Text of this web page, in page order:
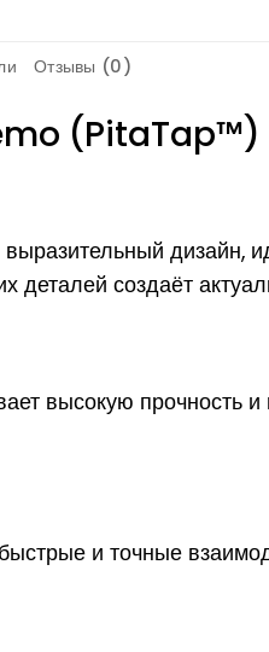
Отзывы (0)
(PitaTap™)
дизайн,
деталей создаёт
высокую
и точные